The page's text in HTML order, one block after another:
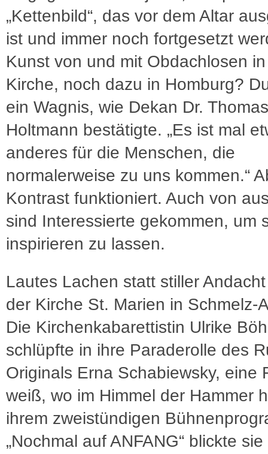
„Kettenbild“, das vor dem Altar
ist und immer noch fortgesetzt
Kunst von und mit Obdachlosen
Kirche, noch dazu in Homburg?
ein Wagnis, wie Dekan Dr. Thomas
Holtmann bestätigte. „Es ist mal
anderes für die Menschen, die
normalerweise zu uns kommen.“
Kontrast funktioniert. Auch von
sind Interessierte gekommen, um
inspirieren zu lassen.
Lautes Lachen statt stiller
der Kirche St. Marien in Schmelz-
Die Kirchenkabarettistin Ulrike
schlüpfte in ihre Paraderolle des
Originals Erna Schabiewsky, eine
weiß, wo im Himmel der Hammer
ihrem zweistündigen
„Nochmal auf ANFANG“ blickte sie